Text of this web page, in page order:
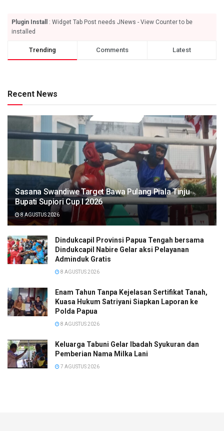
Plugin Install
: Widget Tab Post needs JNews - View Counter to be
installed
Trending Comments Latest
Recent News
Sasana Swandiwe Target Bawa Pulang Piala Tinju
Bupati Supiori Cup I 2026
8 AGUSTUS 2026
Dindukcapil Provinsi Papua Tengah bersama
Dindukcapil Nabire Gelar aksi Pelayanan
Adminduk Gratis
8 AGUSTUS 2026
Enam Tahun Tanpa Kejelasan Sertifikat Tanah,
Kuasa Hukum Satriyani Siapkan Laporan ke
Polda Papua
8 AGUSTUS 2026
Keluarga Tabuni Gelar Ibadah Syukuran dan
Pemberian Nama Milka Lani
7 AGUSTUS 2026